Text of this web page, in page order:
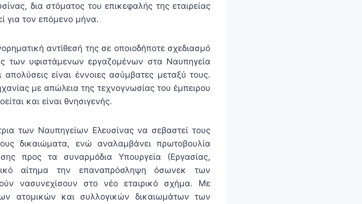
δια στόματος του επικεφαλής της εταιρείας
για τον επόμενο μήνα.
αντίθεσή της σε οποιοδήποτε σχεδιασμό
των υφιστάμενων εργαζομένων στα Ναυπηγεία
είναι έννοιες ασύμβατες μεταξύ τους.
με απώλεια της τεχνογνωσίας του έμπειρου
και είναι θνησιγενής.
των Ναυπηγείων Ελευσίνας να σεβαστεί τους
δικαιώματα, ενώ αναλαμβάνει πρωτοβουλία
προς τα συναρμόδια Υπουργεία (Εργασίας,
αίτημα την επαναπρόσληψη όσωνεκ των
νασυνεχίσουν στο νέο εταιρικό σχήμα. Με
ατομικών και συλλογικών δικαιωμάτων των